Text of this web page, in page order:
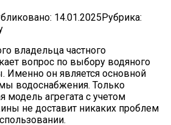
14.01.2025Рубрика:
владельца частного
вопрос по выбору водяного
Именно он является основной
водоснабжения. Только
модель агрегата с учетом
не доставит никаких проблем